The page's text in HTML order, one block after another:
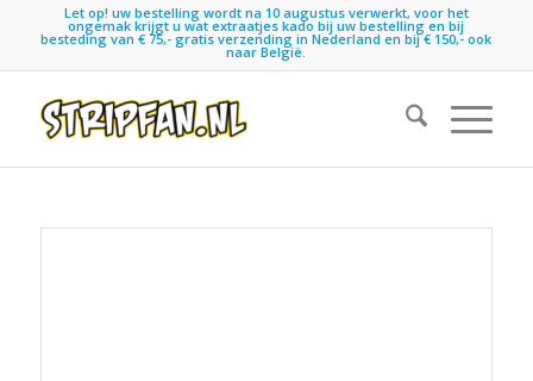
Let op! uw bestelling wordt na 10 augustus verwerkt, voor het
ongemak krijgt u wat extraatjes kado bij uw bestelling en bij
besteding van € 75,- gratis verzending in Nederland en bij € 150,- ook
naar België.